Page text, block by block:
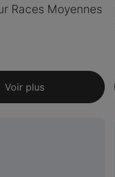
Races Moyennes
Voir plus